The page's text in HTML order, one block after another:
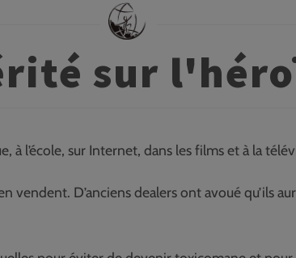
sur
à l’école, sur Internet, dans les films et à la
vendent. D’anciens dealers ont avoué qu’ils